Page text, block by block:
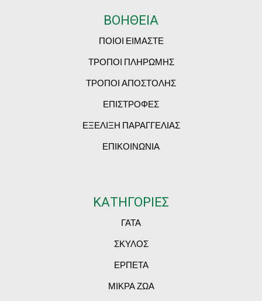
ΒΟΗΘΕΙΑ
ΠΟΙΟΙ ΕΙΜΑΣΤΕ
ΤΡΟΠΟΙ ΠΛΗΡΩΜΗΣ
ΤΡΟΠΟΙ ΑΠΟΣΤΟΛΗΣ
ΕΠΙΣΤΡΟΦΕΣ
ΕΞΕΛΙΞΗ ΠΑΡΑΓΓΕΛΙΑΣ
ΕΠΙΚΟΙΝΩΝΙΑ
ΚΑΤΗΓΟΡΙΕΣ
ΓΑΤΑ
ΣΚΥΛΟΣ
ΕΡΠΕΤΑ
ΜΙΚΡΑ ΖΩΑ